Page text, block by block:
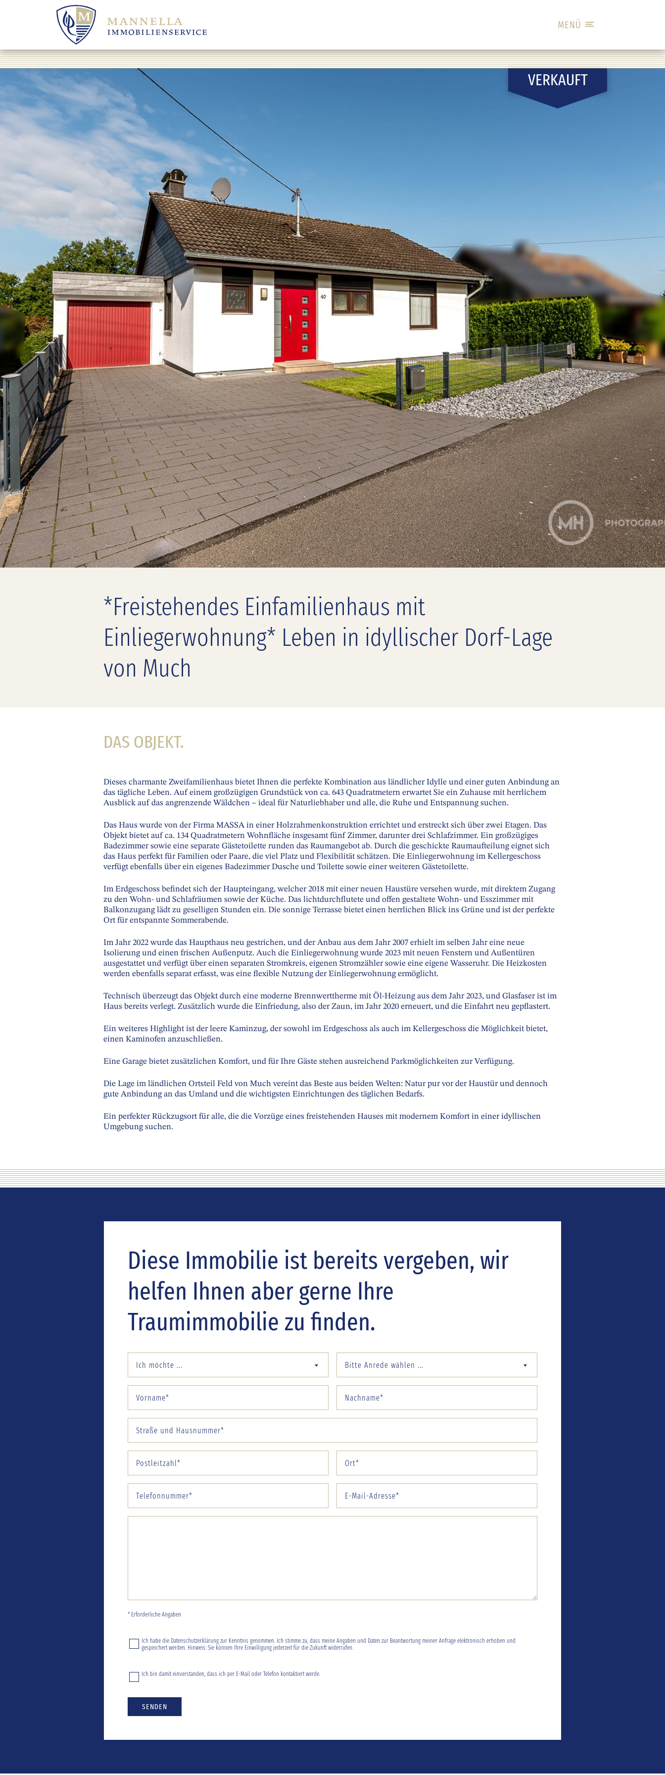
MENÜ
VERKAUFT
*Freistehendes Einfamilienhaus mit
Einliegerwohnung* Leben in idyllischer Dorf-Lage
von Much
DAS OBJEKT.
Dieses charmante Zweifamilienhaus bietet Ihnen die perfekte Kombination aus ländlicher Idylle und einer guten Anbindung an
das tägliche Leben. Auf einem großzügigen Grundstück von ca. 643 Quadratmetern erwartet Sie ein Zuhause mit herrlichem
Ausblick auf das angrenzende Wäldchen – ideal für Naturliebhaber und alle, die Ruhe und Entspannung suchen.
Das Haus wurde von der Firma MASSA in einer Holzrahmenkonstruktion errichtet und erstreckt sich über zwei Etagen. Das
Objekt bietet auf ca. 134 Quadratmetern Wohnfläche insgesamt fünf Zimmer, darunter drei Schlafzimmer. Ein großzügiges
Badezimmer sowie eine separate Gästetoilette runden das Raumangebot ab. Durch die geschickte Raumaufteilung eignet sich
das Haus perfekt für Familien oder Paare, die viel Platz und Flexibilität schätzen. Die Einliegerwohnung im Kellergeschoss
verfügt ebenfalls über ein eigenes Badezimmer Dusche und Toilette sowie einer weiteren Gästetoilette.
Im Erdgeschoss befindet sich der Haupteingang, welcher 2018 mit einer neuen Haustüre versehen wurde, mit direktem Zugang
zu den Wohn- und Schlafräumen sowie der Küche. Das lichtdurchflutete und offen gestaltete Wohn- und Esszimmer mit
Balkonzugang lädt zu geselligen Stunden ein. Die sonnige Terrasse bietet einen herrlichen Blick ins Grüne und ist der perfekte
Ort für entspannte Sommerabende.
Im Jahr 2022 wurde das Haupthaus neu gestrichen, und der Anbau aus dem Jahr 2007 erhielt im selben Jahr eine neue
Isolierung und einen frischen Außenputz. Auch die Einliegerwohnung wurde 2023 mit neuen Fenstern und Außentüren
ausgestattet und verfügt über einen separaten Stromkreis, eigenen Stromzähler sowie eine eigene Wasseruhr. Die Heizkosten
werden ebenfalls separat erfasst, was eine flexible Nutzung der Einliegerwohnung ermöglicht.
Technisch überzeugt das Objekt durch eine moderne Brennwerttherme mit Öl-Heizung aus dem Jahr 2023, und Glasfaser ist im
Haus bereits verlegt. Zusätzlich wurde die Einfriedung, also der Zaun, im Jahr 2020 erneuert, und die Einfahrt neu gepflastert.
Ein weiteres Highlight ist der leere Kaminzug, der sowohl im Erdgeschoss als auch im Kellergeschoss die Möglichkeit bietet,
einen Kaminofen anzuschließen.
Eine Garage bietet zusätzlichen Komfort, und für Ihre Gäste stehen ausreichend Parkmöglichkeiten zur Verfügung.
Die Lage im ländlichen Ortsteil Feld von Much vereint das Beste aus beiden Welten: Natur pur vor der Haustür und dennoch
gute Anbindung an das Umland und die wichtigsten Einrichtungen des täglichen Bedarfs.
Ein perfekter Rückzugsort für alle, die die Vorzüge eines freistehenden Hauses mit modernem Komfort in einer idyllischen
Umgebung suchen.
Diese Immobilie ist bereits vergeben, wir
helfen Ihnen aber gerne Ihre
Traumimmobilie zu finden.
Ich möchte ... Bitte Anrede wählen ...
* Erforderliche Angaben
Ich habe die Datenschutzerklärung zur Kenntnis genommen. Ich stimme zu, dass meine Angaben und Daten zur Beantwortung meiner Anfrage elektronisch erhoben und
gespeichert werden. Hinweis: Sie können Ihre Einwilligung jederzeit für die Zukunft widerrufen.
Ich bin damit einverstanden, dass ich per E-Mail oder Telefon kontaktiert werde.
SENDEN